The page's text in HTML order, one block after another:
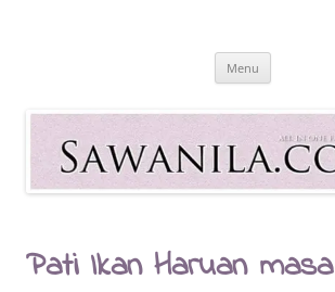
Sawanila.com
All In One Family Blog
Menu
Pati Ikan Haruan